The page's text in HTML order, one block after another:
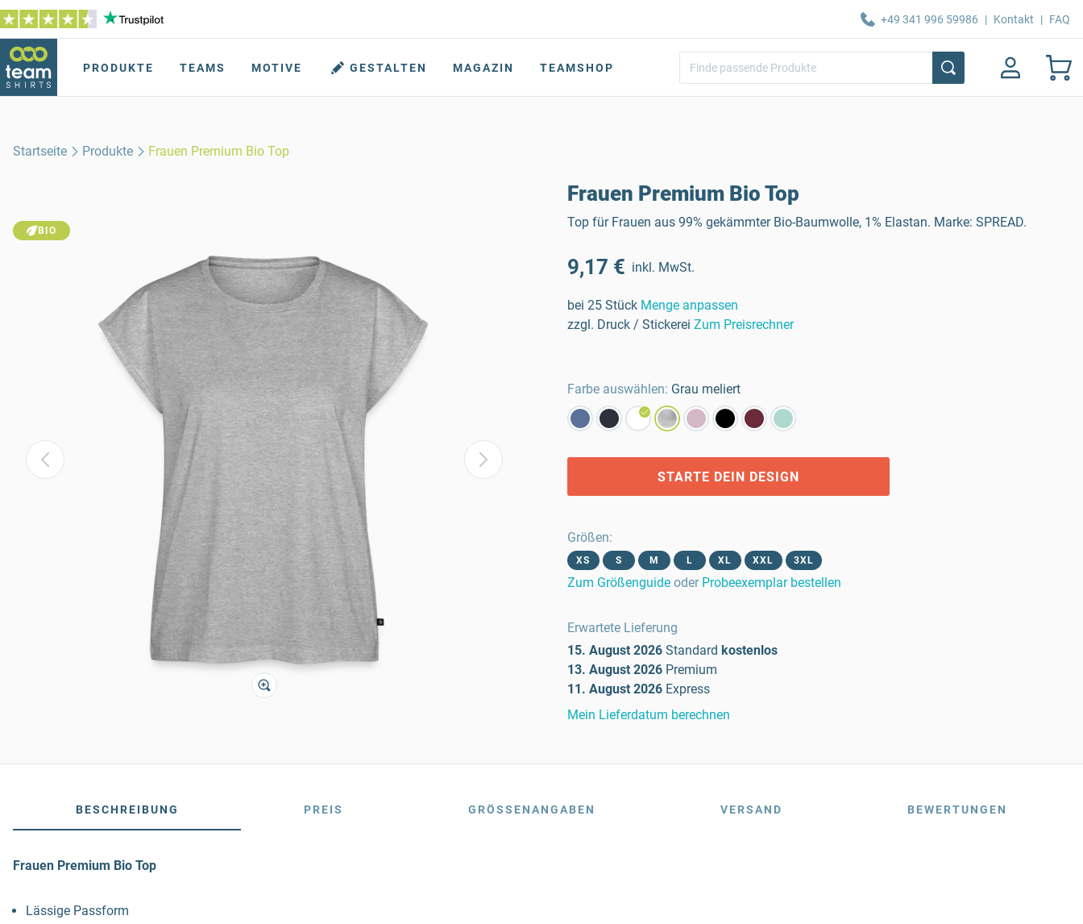
+49 341 996 59986 | Kontakt | FAQ
PRODUKTE TEAMS MOTIVE GESTALTEN MAGAZIN TEAMSHOP
Startseite Produkte Frauen Premium Bio Top
BIO
Frauen Premium Bio Top
Top für Frauen aus 99% gekämmter Bio-Baumwolle, 1% Elastan. Marke: SPREAD.
9,17 € inkl. MwSt.
bei 25 Stück Menge anpassen
zzgl. Druck / Stickerei Zum Preisrechner
Farbe auswählen: Grau meliert
STARTE DEIN DESIGN
Größen:
XS S M L XL XXL 3XL
Zum Größenguide oder Probeexemplar bestellen
Erwartete Lieferung
15. August 2026 Standard kostenlos
13. August 2026 Premium
11. August 2026 Express
Mein Lieferdatum berechnen
BESCHREIBUNG PREIS GRÖSSENANGABEN VERSAND BEWERTUNGEN
Frauen Premium Bio Top
Lässige Passform